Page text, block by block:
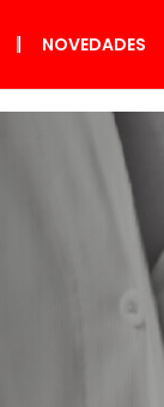
NOVEDADES